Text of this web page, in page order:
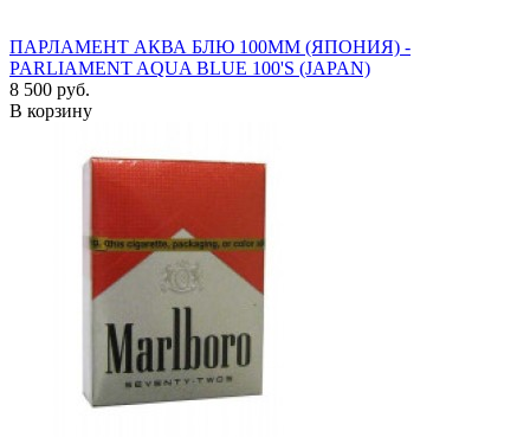
ПАРЛАМЕНТ АКВА БЛЮ 100ММ (ЯПОНИЯ) -
PARLIAMENT AQUA BLUE 100'S (JAPAN)
8 500 руб.
В корзину